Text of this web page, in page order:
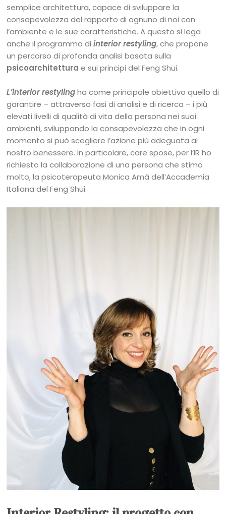
semplice architettura, capace di sviluppare la
consapevolezza del rapporto di ognuno di noi con
l’ambiente e le sue caratteristiche. A questo si lega
anche il programma diinterior restyling, che propone
un percorso di profonda analisi basata sulla
psicoarchitettura e sui principi del Feng Shui.
L’interior restyling ha come principale obiettivo quello di
garantire – attraverso fasi di analisi e di ricerca – i più
elevati livelli di qualità di vita della persona nei suoi
ambienti, sviluppando la consapevolezza che in ogni
momento si può scegliere l’azione più adeguata al
nostro benessere. In particolare, care spose, per l’IR ho
richiesto la collaborazione di una persona che stimo
molto, la psicoterapeuta Monica Amà dell’Accademia
Italiana del Feng Shui.